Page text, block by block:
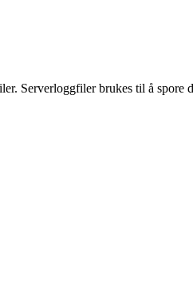
Serverloggfiler brukes til å spore